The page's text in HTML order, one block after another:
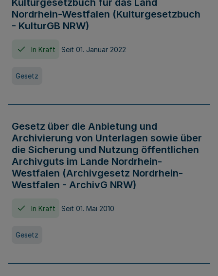
Kulturgesetzbuch für das Land
Nordrhein-Westfalen (Kulturgesetzbuch
- KulturGB NRW)
In Kraft Seit 01. Januar 2022
Gesetz
Gesetz über die Anbietung und
Archivierung von Unterlagen sowie über
die Sicherung und Nutzung öffentlichen
Archivguts im Lande Nordrhein-
Westfalen (Archivgesetz Nordrhein-
Westfalen - ArchivG NRW)
In Kraft Seit 01. Mai 2010
Gesetz